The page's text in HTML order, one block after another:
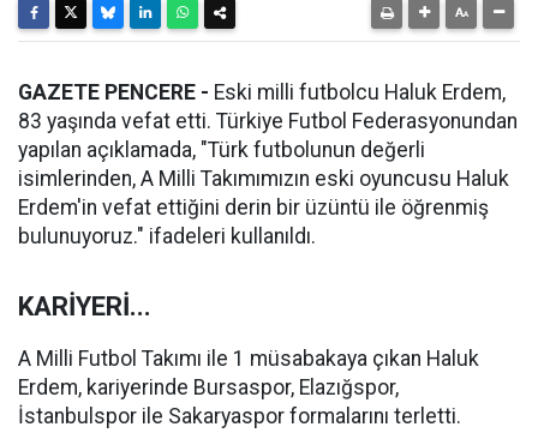
GAZETE PENCERE - Eski milli futbolcu Haluk Erdem,
83 yaşında vefat etti. Türkiye Futbol Federasyonundan
yapılan açıklamada, "Türk futbolunun değerli
isimlerinden, A Milli Takımımızın eski oyuncusu Haluk
Erdem'in vefat ettiğini derin bir üzüntü ile öğrenmiş
bulunuyoruz." ifadeleri kullanıldı.
KARİYERİ...
A Milli Futbol Takımı ile 1 müsabakaya çıkan Haluk
Erdem, kariyerinde Bursaspor, Elazığspor,
İstanbulspor ile Sakaryaspor formalarını terletti.